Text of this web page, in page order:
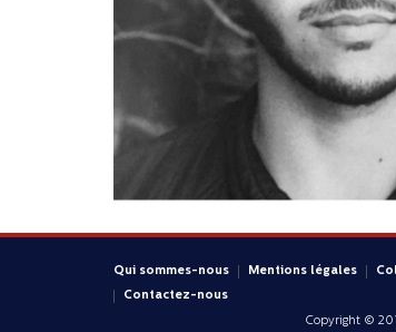
Qui sommes-nous Mentions légales
Contactez-nous
Copyright ©